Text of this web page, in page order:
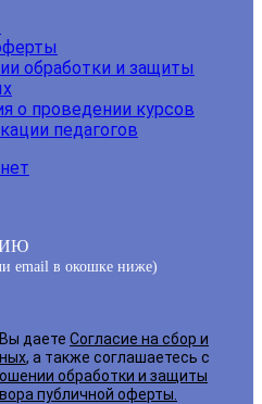
обработки и защиты
о проведении курсов
педагогов
email в окошке ниже)
даете Согласие на сбор и
, а также соглашаетесь с
обработки и защиты
публичной оферты